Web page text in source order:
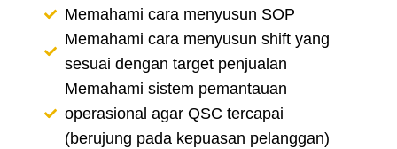
Memahami cara menyusun SOP
Memahami cara menyusun shift yang
sesuai dengan target penjualan
Memahami sistem pemantauan
operasional agar QSC tercapai
(berujung pada kepuasan pelanggan)